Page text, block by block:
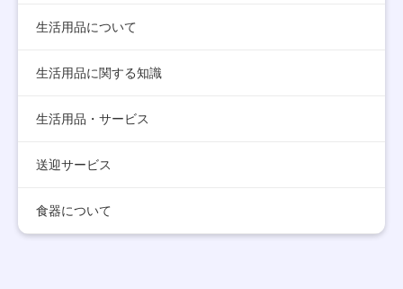
生活用品について
生活用品に関する知識
生活用品・サービス
送迎サービス
食器について